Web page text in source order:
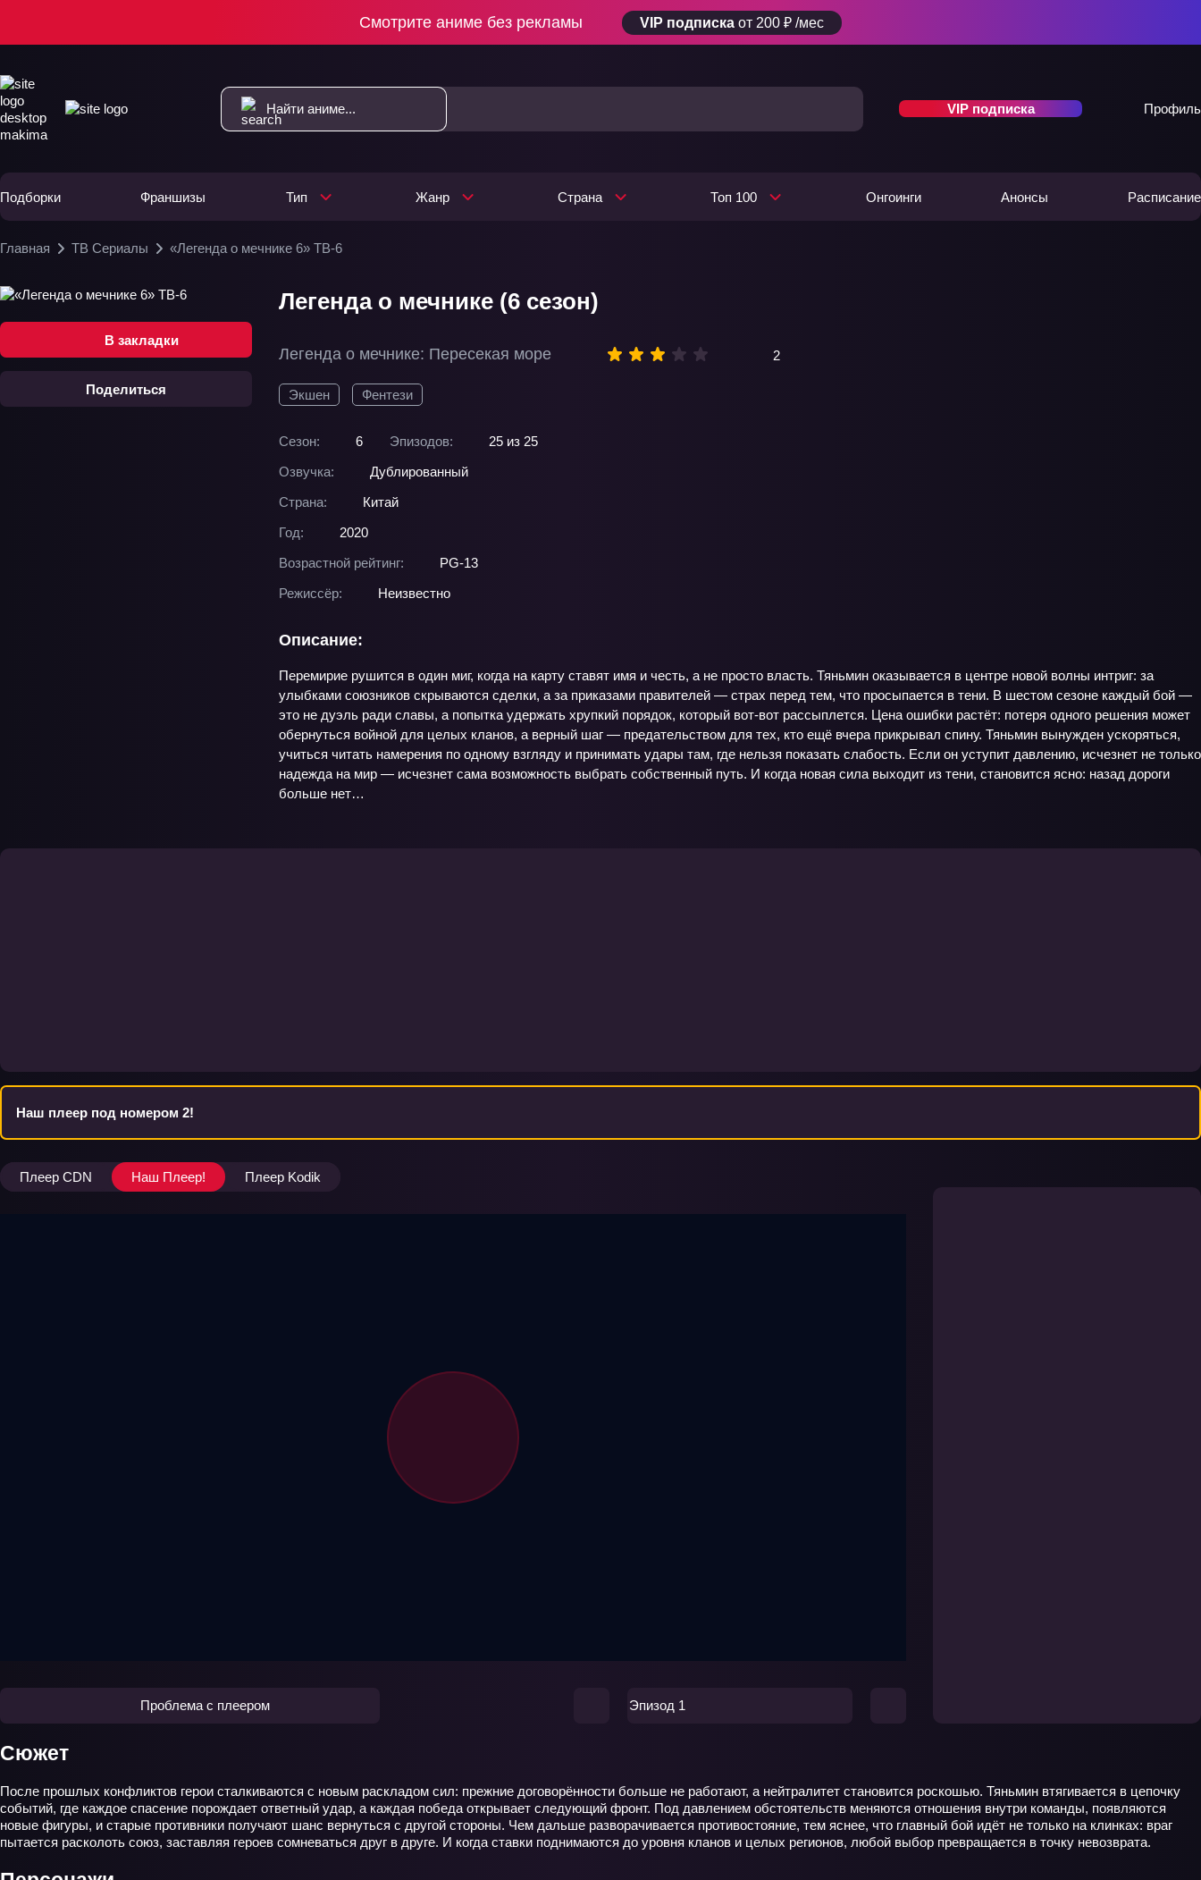
Смотрите аниме без рекламы VIP подписка от 200 ₽ /мес
VIP подписка Профиль
Подборки Франшизы Тип Жанр Страна Топ 100 Онгоинги Анонсы Расписание
Главная ТВ Сериалы «Легенда о мечнике 6» ТВ-6
В закладки
Поделиться
Легенда о мечнике (6 сезон)
Легенда о мечнике: Пересекая море 2
Экшен Фентези
Сезон: 6 Эпизодов:
25 из 25
Озвучка:
Дублированный
Страна:
Китай
Год:
2020
Возрастной рейтинг:
PG-13
Режиссёр:
Неизвестно
Описание:
Перемирие рушится в один миг, когда на карту ставят имя и честь, а не просто власть. Тяньмин оказывается в центре новой волны интриг: за
улыбками союзников скрываются сделки, а за приказами правителей — страх перед тем, что просыпается в тени. В шестом сезоне каждый бой —
это не дуэль ради славы, а попытка удержать хрупкий порядок, который вот-вот рассыплется. Цена ошибки растёт: потеря одного решения может
обернуться войной для целых кланов, а верный шаг — предательством для тех, кто ещё вчера прикрывал спину. Тяньмин вынужден ускоряться,
учиться читать намерения по одному взгляду и принимать удары там, где нельзя показать слабость. Если он уступит давлению, исчезнет не только
надежда на мир — исчезнет сама возможность выбрать собственный путь. И когда новая сила выходит из тени, становится ясно: назад дороги
больше нет…
Наш плеер под номером 2!
Плеер CDN Наш Плеер! Плеер Kodik
Проблема с плеером Эпизод 1
Сюжет
После прошлых конфликтов герои сталкиваются с новым раскладом сил: прежние договорённости больше не работают, а нейтралитет становится роскошью. Тяньмин втягивается в цепочку
событий, где каждое спасение порождает ответный удар, а каждая победа открывает следующий фронт. Под давлением обстоятельств меняются отношения внутри команды, появляются
новые фигуры, и старые противники получают шанс вернуться с другой стороны. Чем дальше разворачивается противостояние, тем яснее, что главный бой идёт не только на клинках: враг
пытается расколоть союз, заставляя героев сомневаться друг в друге. И когда ставки поднимаются до уровня кланов и целых регионов, любой выбор превращается в точку невозврата.